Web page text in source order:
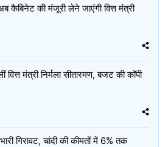
कैबिनेट की मंजूरी लेने जाएंगी वित्त मंत्री
वित्त मंत्री निर्मला सीतारमण, बजट की कॉपी
गिरावट, चांदी की कीमतों में 6% तक